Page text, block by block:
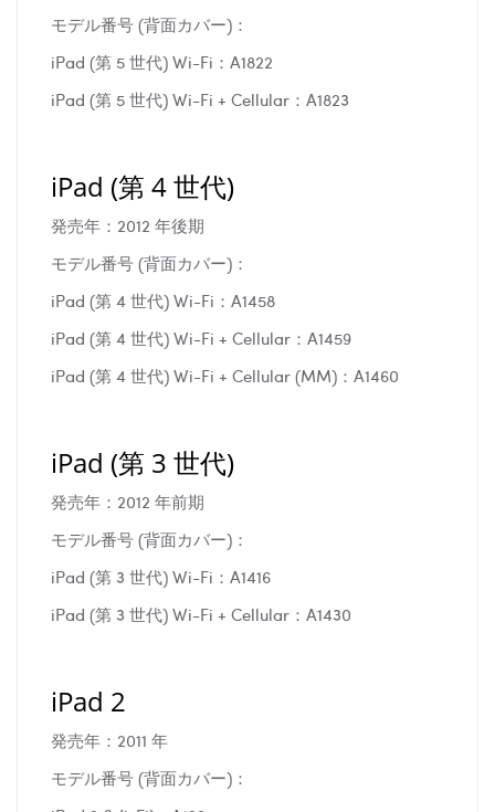
モデル番号 (背面カバー)：
iPad (第 5 世代) Wi-Fi：A1822
iPad (第 5 世代) Wi-Fi + Cellular：A1823
iPad (第 4 世代)
発売年：2012 年後期
モデル番号 (背面カバー)：
iPad (第 4 世代) Wi-Fi：A1458
iPad (第 4 世代) Wi-Fi + Cellular：A1459
iPad (第 4 世代) Wi-Fi + Cellular (MM)：A1460
iPad (第 3 世代)
発売年：2012 年前期
モデル番号 (背面カバー)：
iPad (第 3 世代) Wi-Fi：A1416
iPad (第 3 世代) Wi-Fi + Cellular：A1430
iPad 2
発売年：2011 年
モデル番号 (背面カバー)：